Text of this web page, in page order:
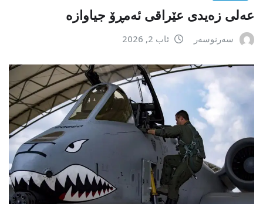
عەلی زەیدی عێراقی ئەمڕۆ جیاوازە
سەرنوسەر ئاب 2, 2026